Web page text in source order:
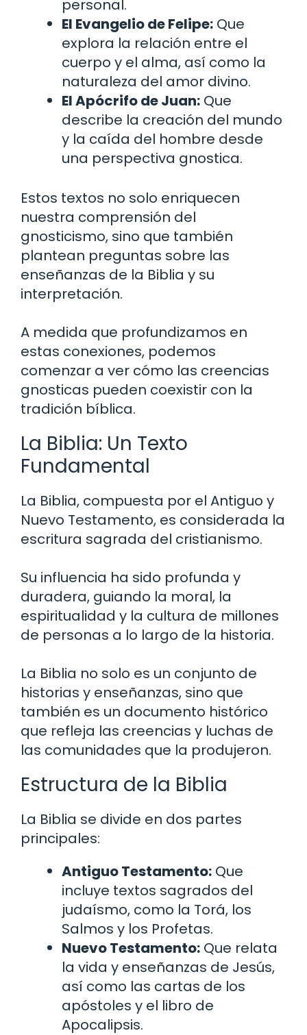
personal.
El Evangelio de Felipe: Que
explora la relación entre el
cuerpo y el alma, así como la
naturaleza del amor divino.
El Apócrifo de Juan: Que
describe la creación del mundo
y la caída del hombre desde
una perspectiva gnostica.
Estos textos no solo enriquecen
nuestra comprensión del
gnosticismo, sino que también
plantean preguntas sobre las
enseñanzas de la Biblia y su
interpretación.
A medida que profundizamos en
estas conexiones, podemos
comenzar a ver cómo las creencias
gnosticas pueden coexistir con la
tradición bíblica.
La Biblia: Un Texto
Fundamental
La Biblia, compuesta por el Antiguo y
Nuevo Testamento, es considerada la
escritura sagrada del cristianismo.
Su influencia ha sido profunda y
duradera, guiando la moral, la
espiritualidad y la cultura de millones
de personas a lo largo de la historia.
La Biblia no solo es un conjunto de
historias y enseñanzas, sino que
también es un documento histórico
que refleja las creencias y luchas de
las comunidades que la produjeron.
Estructura de la Biblia
La Biblia se divide en dos partes
principales:
Antiguo Testamento: Que
incluye textos sagrados del
judaísmo, como la Torá, los
Salmos y los Profetas.
Nuevo Testamento: Que relata
la vida y enseñanzas de Jesús,
así como las cartas de los
apóstoles y el libro de
Apocalipsis.